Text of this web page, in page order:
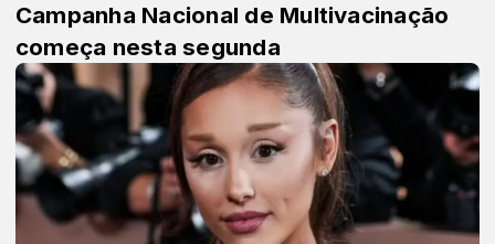
Campanha Nacional de Multivacinação
começa nesta segunda